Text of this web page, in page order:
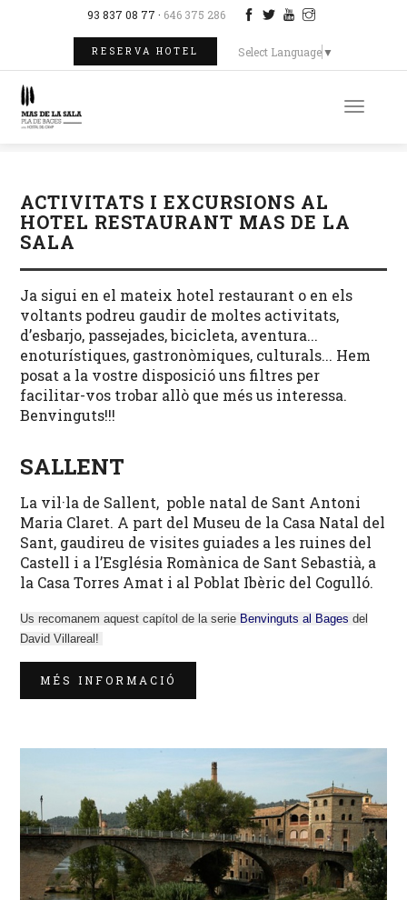
93 837 08 77 · 646 375 286
RESERVA HOTEL Select Language▼
Toggle
ACTIVITATS I EXCURSIONS AL
HOTEL RESTAURANT MAS DE LA
SALA
Ja sigui en el mateix hotel restaurant o en els
voltants podreu gaudir de moltes activitats,
d’esbarjo, passejades, bicicleta, aventura...
enoturístiques, gastronòmiques, culturals... Hem
posat a la vostre disposició uns filtres per
facilitar-vos trobar allò que més us interessa.
Benvinguts!!!
SALLENT
La vil·la de Sallent, poble natal de Sant Antoni
Maria Claret. A part del Museu de la Casa Natal del
Sant, gaudireu de visites guiades a les ruines del
Castell i a l’Església Romànica de Sant Sebastià, a
la Casa Torres Amat i al Poblat Ibèric del Cogulló.
Us recomanem aquest capítol de la serie Benvinguts al Bages del
David Villareal!
MÉS INFORMACIÓ